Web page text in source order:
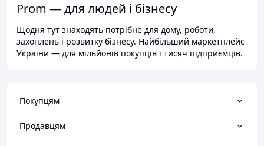
Prom — для людей і бізнесу
Щодня тут знаходять потрібне для дому, роботи,
захоплень і розвитку бізнесу. Найбільший маркетплейс
України — для мільйонів покупців і тисяч підприємців.
Покупцям
Продавцям